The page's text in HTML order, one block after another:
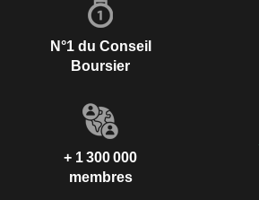
N°1 du Conseil
Boursier
+ 1 300 000
membres